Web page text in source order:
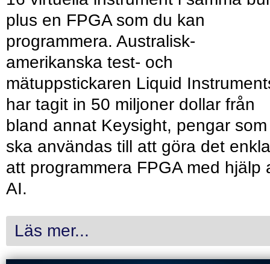
plus en FPGA som du kan
programmera. Australisk-
amerikanska test- och
mätuppstickaren Liquid
har tagit in 50 miljoner dollar från
bland annat Keysight, pengar som
ska användas till att göra det
att programmera FPGA med hjälp
AI.
Läs mer...